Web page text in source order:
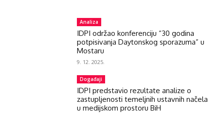
Analiza
IDPI održao konferenciju “30 godina
potpisivanja Daytonskog sporazuma” u
Mostaru
9. 12. 2025.
Događaji
IDPI predstavio rezultate analize o
zastupljenosti temeljnih ustavnih načela
u medijskom prostoru BiH